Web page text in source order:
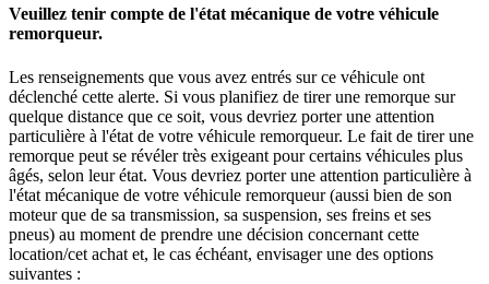
Veuillez tenir compte de l'état mécanique de votre véhicule
remorqueur.
Les renseignements que vous avez entrés sur ce véhicule ont
déclenché cette alerte. Si vous planifiez de tirer une remorque sur
quelque distance que ce soit, vous devriez porter une attention
particulière à l'état de votre véhicule remorqueur. Le fait de tirer une
remorque peut se révéler très exigeant pour certains véhicules plus
âgés, selon leur état. Vous devriez porter une attention particulière à
l'état mécanique de votre véhicule remorqueur (aussi bien de son
moteur que de sa transmission, sa suspension, ses freins et ses
pneus) au moment de prendre une décision concernant cette
location/cet achat et, le cas échéant, envisager une des options
suivantes :